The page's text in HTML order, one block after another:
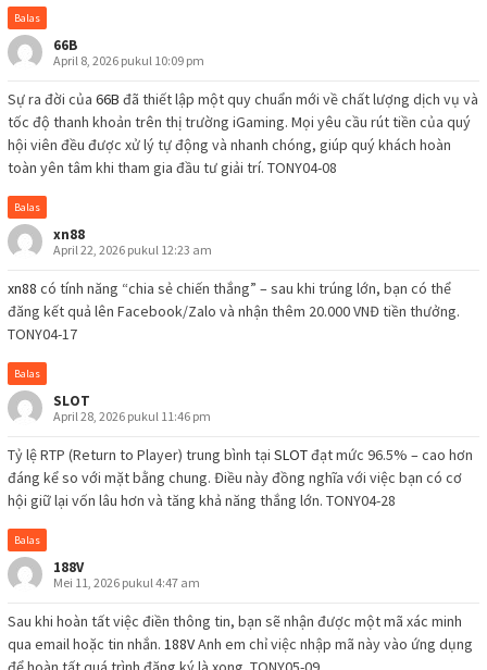
Balas
66B
April 8, 2026 pukul 10:09 pm
Sự ra đời của 66B đã thiết lập một quy chuẩn mới về chất lượng dịch vụ và
tốc độ thanh khoản trên thị trường iGaming. Mọi yêu cầu rút tiền của quý
hội viên đều được xử lý tự động và nhanh chóng, giúp quý khách hoàn
toàn yên tâm khi tham gia đầu tư giải trí. TONY04-08
Balas
xn88
April 22, 2026 pukul 12:23 am
xn88 có tính năng “chia sẻ chiến thắng” – sau khi trúng lớn, bạn có thể
đăng kết quả lên Facebook/Zalo và nhận thêm 20.000 VNĐ tiền thưởng.
TONY04-17
Balas
SLOT
April 28, 2026 pukul 11:46 pm
Tỷ lệ RTP (Return to Player) trung bình tại SLOTđạt mức 96.5% – cao hơn
đáng kể so với mặt bằng chung. Điều này đồng nghĩa với việc bạn có cơ
hội giữ lại vốn lâu hơn và tăng khả năng thắng lớn. TONY04-28
Balas
188V
Mei 11, 2026 pukul 4:47 am
Sau khi hoàn tất việc điền thông tin, bạn sẽ nhận được một mã xác minh
qua email hoặc tin nhắn. 188VAnh em chỉ việc nhập mã này vào ứng dụng